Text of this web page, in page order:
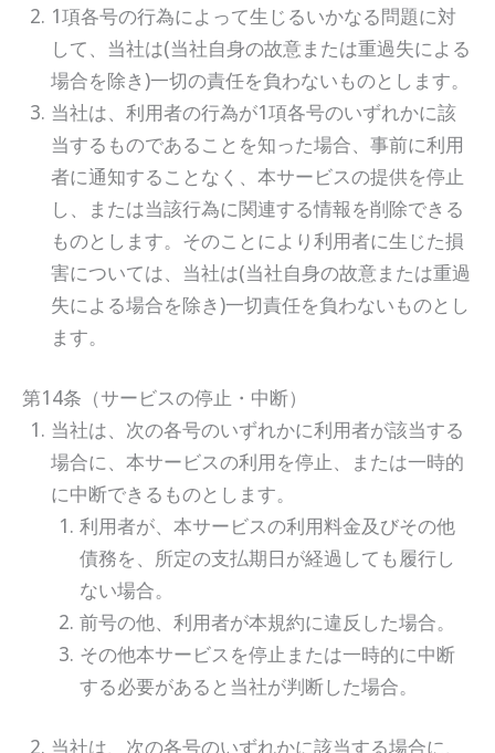
1項各号の行為によって生じるいかなる問題に対
して、当社は(当社自身の故意または重過失による
場合を除き)一切の責任を負わないものとします。
当社は、利用者の行為が1項各号のいずれかに該
当するものであることを知った場合、事前に利用
者に通知することなく、本サービスの提供を停止
し、または当該行為に関連する情報を削除できる
ものとします。そのことにより利用者に生じた損
害については、当社は(当社自身の故意または重過
失による場合を除き)一切責任を負わないものとし
ます。
第14条（サービスの停止・中断）
当社は、次の各号のいずれかに利用者が該当する
場合に、本サービスの利用を停止、または一時的
に中断できるものとします。
利用者が、本サービスの利用料金及びその他
債務を、所定の支払期日が経過しても履行し
ない場合。
前号の他、利用者が本規約に違反した場合。
その他本サービスを停止または一時的に中断
する必要があると当社が判断した場合。
当社は、次の各号のいずれかに該当する場合に、